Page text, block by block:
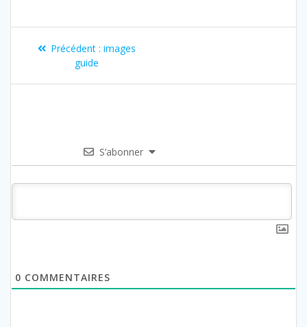
Précédent : images
guide
S’abonner
0 COMMENTAIRES